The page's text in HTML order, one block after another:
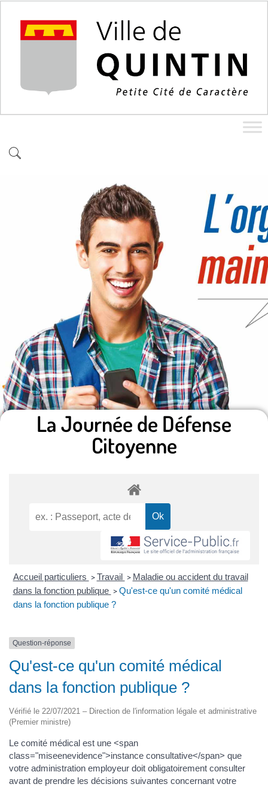
La Journée de Défense
Citoyenne
Accueil particuliers > Travail > Maladie ou accident du travail
dans la fonction publique > Qu'est-ce qu'un comité médical
dans la fonction publique ?
Question-réponse
Qu'est-ce qu'un comité médical
dans la fonction publique ?
Vérifié le 22/07/2021 – Direction de l'information légale et administrative
(Premier ministre)
Le comité médical est une <span
class="miseenevidence">instance consultative</span> que
votre administration employeur doit obligatoirement consulter
avant de prendre les décisions suivantes concernant votre